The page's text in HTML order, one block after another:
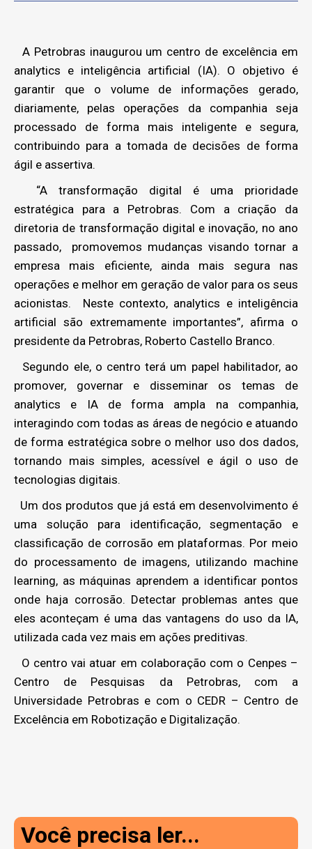
A Petrobras inaugurou um centro de excelência em
analytics e inteligência artificial (IA). O objetivo é
garantir que o volume de informações gerado,
diariamente, pelas operações da companhia seja
processado de forma mais inteligente e segura,
contribuindo para a tomada de decisões de forma
ágil e assertiva.
“A transformação digital é uma prioridade
estratégica para a Petrobras. Com a criação da
diretoria de transformação digital e inovação, no ano
passado, promovemos mudanças visando tornar a
empresa mais eficiente, ainda mais segura nas
operações e melhor em geração de valor para os seus
acionistas. Neste contexto, analytics e inteligência
artificial são extremamente importantes”, afirma o
presidente da Petrobras, Roberto Castello Branco.
Segundo ele, o centro terá um papel habilitador, ao
promover, governar e disseminar os temas de
analytics e IA de forma ampla na companhia,
interagindo com todas as áreas de negócio e atuando
de forma estratégica sobre o melhor uso dos dados,
tornando mais simples, acessível e ágil o uso de
tecnologias digitais.
Um dos produtos que já está em desenvolvimento é
uma solução para identificação, segmentação e
classificação de corrosão em plataformas. Por meio
do processamento de imagens, utilizando machine
learning, as máquinas aprendem a identificar pontos
onde haja corrosão. Detectar problemas antes que
eles aconteçam é uma das vantagens do uso da IA,
utilizada cada vez mais em ações preditivas.
O centro vai atuar em colaboração com o Cenpes –
Centro de Pesquisas da Petrobras, com a
Universidade Petrobras e com o CEDR – Centro de
Excelência em Robotização e Digitalização.
Você precisa ler...